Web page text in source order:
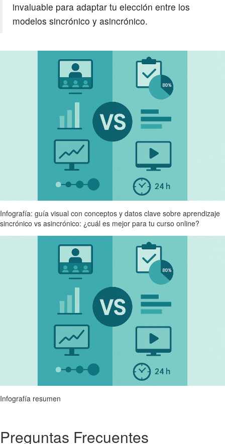
invaluable para adaptar tu elección entre los
modelos sincrónico y asincrónico.
Infografía: guía visual con conceptos y datos clave sobre aprendizaje
sincrónico vs asincrónico: ¿cuál es mejor para tu curso online?
Infografía resumen
Preguntas Frecuentes